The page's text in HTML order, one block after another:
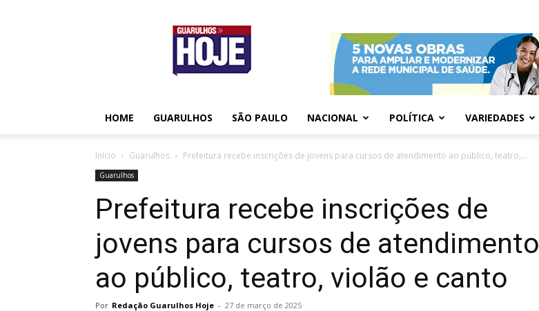
Guarulhos
Hoje
HOME GUARULHOS SÃO PAULO NACIONAL POLÍTICA VARIEDADES
Início Guarulhos Prefeitura recebe inscrições de jovens para cursos de atendimento ao público, teatro,...
Guarulhos
Prefeitura recebe inscrições de
jovens para cursos de atendimento
ao público, teatro, violão e canto
Por Redação Guarulhos Hoje - 27 de março de 2025